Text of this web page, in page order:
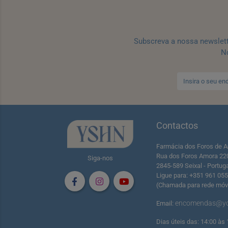
Subscreva a nossa
Siga-nos
Contactos
Farmácia dos Foros de
Rua dos Foros Amora
2845-589 Seixal -
Ligue para: +351 961
(Chamada para rede
Email:
Dias úteis das: 14:00 às